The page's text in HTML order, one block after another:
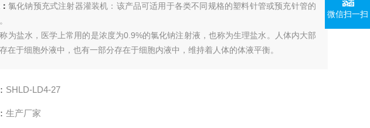
氯化钠预充式注射器灌装机：该产品可适用于各类不同规格的塑料针管或预充针管的
为盐水，医学上常用的是浓度为0.9%的氯化钠注射液，也称为生理盐水。人体内大部
在于细胞外液中，也有一部分存在于细胞内液中，维持着人体的体液平衡。
SHLD-LD4-27
生产厂家
微信扫一扫